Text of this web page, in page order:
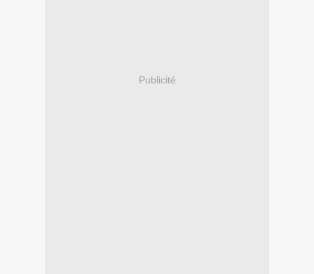
Publicité